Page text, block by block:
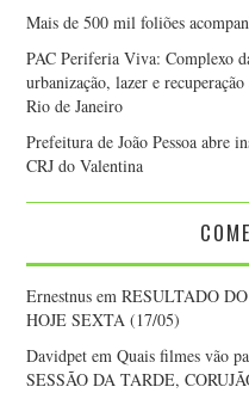
Mais de 500 mil foliões
PAC Periferia Viva: Complexo
urbanização, lazer e
Rio de Janeiro
Prefeitura de João Pessoa abre
CRJ do Valentina
Ernestnus emRESULTADO
HOJE SEXTA (17/05)
Davidpet emQuais filmes vão
SESSÃO DA TARDE,